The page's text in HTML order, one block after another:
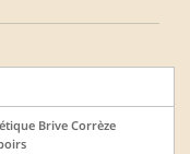
Brive Corrèze